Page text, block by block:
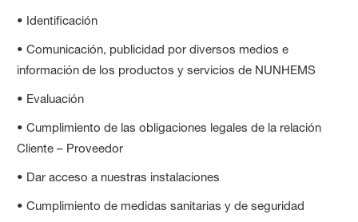
• Identificación
• Comunicación, publicidad por diversos medios e
información de los productos y servicios de NUNHEMS
• Evaluación
• Cumplimiento de las obligaciones legales de la relación
Cliente – Proveedor
• Dar acceso a nuestras instalaciones
• Cumplimiento de medidas sanitarias y de seguridad